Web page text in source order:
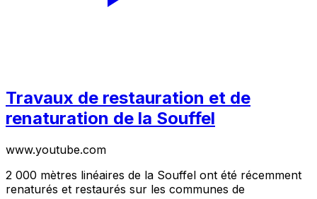
Travaux de restauration et de
renaturation de la Souffel
www.youtube.com
2 000 mètres linéaires de la Souffel ont été récemment
renaturés et restaurés sur les communes de